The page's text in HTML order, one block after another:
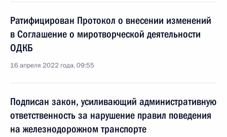
Ратифицирован Протокол о внесении изменений
в Соглашение о миротворческой деятельности
ОДКБ
16 апреля 2022 года, 09:55
Подписан закон, усиливающий административную
ответственность за нарушение правил поведения
на железнодорожном транспорте